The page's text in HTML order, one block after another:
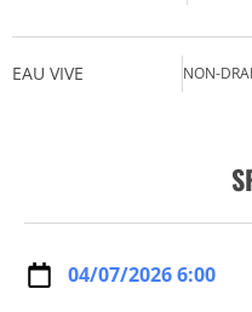
EAU VIVE NON-
04/07/2026 6:00